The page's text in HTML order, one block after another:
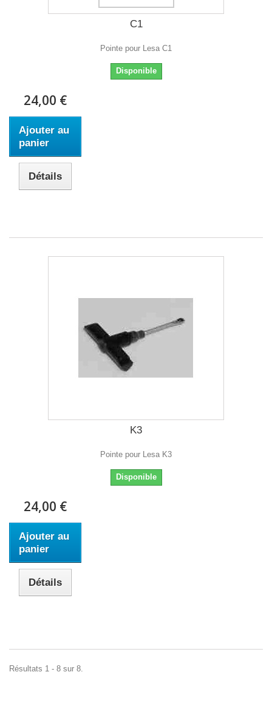
C1
Pointe pour Lesa C1
Disponible
24,00 €
Ajouter au
panier
Détails
K3
Pointe pour Lesa K3
Disponible
24,00 €
Ajouter au
panier
Détails
Résultats 1 - 8 sur 8.